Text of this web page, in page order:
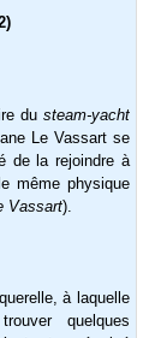
dusteam-yacht
Le Vassart se
de la rejoindre à
même physique
Vassart).
à laquelle
quelques